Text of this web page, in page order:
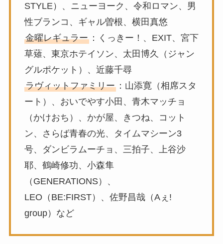
STYLE）、ニューヨーク、令和ロマン、男
性ブランコ、ギャル曽根、横田真悠
金曜レギュラー：くっきー！、EXIT、宮下
草薙、東京ホテイソン、太田博久（ジャン
グルポケット）、近藤千尋
ラヴィットファミリー：山添寛（相席スタ
ート）、おいでやす小田、青木マッチョ
（かけおち）、かが屋、きつね、コット
ン、さらば青春の光、タイムマシーン3
号、ダンビラムーチョ、三拍子、上谷沙
耶、鶴崎修功、小森隼
（GENERATIONS）、
LEO（BE:FIRST）、佐野昌哉（Aぇ!
group）など